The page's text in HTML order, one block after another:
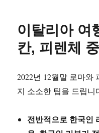
이탈리아 여
칸, 피렌체
2022년 12월말 로마와
지 소소한 팁을 드립니
전반적으로 한국인